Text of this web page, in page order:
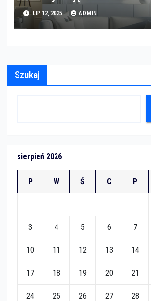
LIP 12, 2025 ADMIN
Szukaj
sierpień 2026
P W Ś C P
3 4 5 6 7
10 11 12 13 14
17 18 19 20 21
24 25 26 27 28